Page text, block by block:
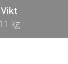
Vikt
11 kg